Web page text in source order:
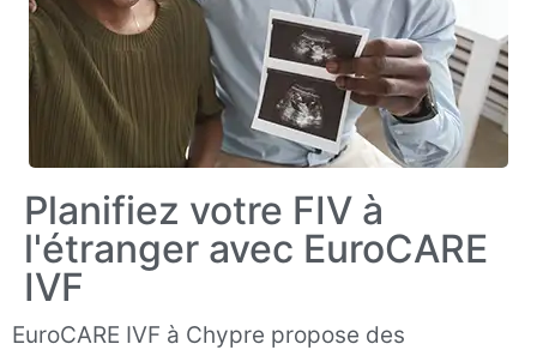
Planifiez votre FIV à
l'étranger avec EuroCARE
IVF
EuroCARE IVF à Chypre propose des